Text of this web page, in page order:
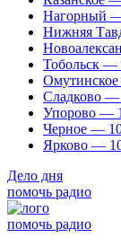
Нагорный
Нижняя
Тобольск —
Сладково —
Упорово —
Черное —
Ярково —
Дело дня
помочь радио
помочь радио